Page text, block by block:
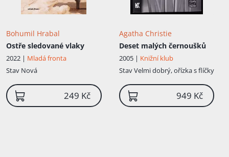
Bohumil Hrabal
Ostře sledované vlaky
2022 | Mladá fronta
Stav Nová
249 Kč
Agatha Christie
Deset malých černoušků
2005 | Knižní klub
StavVelmi dobrý, ořízka s flíčky
949 Kč